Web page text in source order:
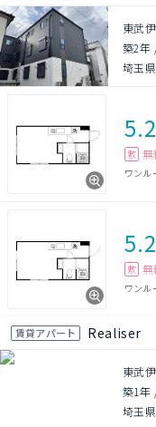
東武
築2年
埼玉
5.2
敷 無
ワンル
5.2
敷 無
ワンル
賃貸アパート Realiser
東武
築1年
埼玉